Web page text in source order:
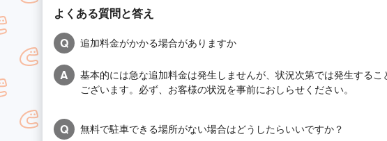
よくある質問と答え
Q
追加料金がかかる場合がありますか
A
基本的には急な追加料金は発生しませんが、状況次第では発生するこ
ございます。必ず、お客様の状況を事前におしらせください。
Q 無料で駐車できる場所がない場合はどうしたらいいですか？